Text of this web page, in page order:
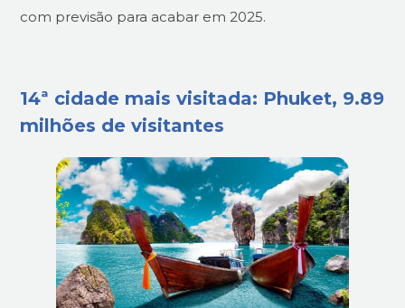
com previsão para acabar em 2025.
14ª cidade mais visitada: Phuket, 9.89
milhões de visitantes